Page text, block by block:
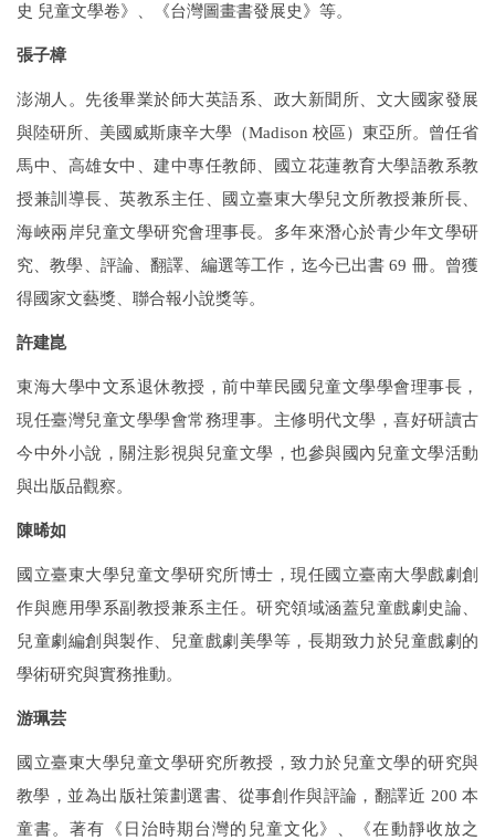
史 兒童文學卷》、《台灣圖畫書發展史》等。
張子樟
澎湖人。先後畢業於師大英語系、政大新聞所、文大國家發展
與陸研所、美國威斯康辛大學（Madison 校區）東亞所。曾任省
馬中、高雄女中、建中專任教師、國立花蓮教育大學語教系教
授兼訓導長、英教系主任、國立臺東大學兒文所教授兼所長、
海峽兩岸兒童文學研究會理事長。多年來潛心於青少年文學研
究、教學、評論、翻譯、編選等工作，迄今已出書 69 冊。曾獲
得國家文藝獎、聯合報小說獎等。
許建崑
東海大學中文系退休教授，前中華民國兒童文學學會理事長，
現任臺灣兒童文學學會常務理事。主修明代文學，喜好研讀古
今中外小說，關注影視與兒童文學，也參與國內兒童文學活動
與出版品觀察。
陳晞如
國立臺東大學兒童文學研究所博士，現任國立臺南大學戲劇創
作與應用學系副教授兼系主任。研究領域涵蓋兒童戲劇史論、
兒童劇編創與製作、兒童戲劇美學等，長期致力於兒童戲劇的
學術研究與實務推動。
游珮芸
國立臺東大學兒童文學研究所教授，致力於兒童文學的研究與
教學，並為出版社策劃選書、從事創作與評論，翻譯近 200本
童書。著有《日治時期台灣的兒童文化》、《在動靜收放之